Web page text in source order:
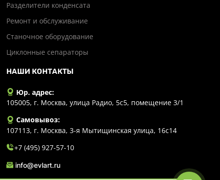
Разделители конденсата
Ремонт и обслуживание
Станочное оборудование
Циклонные сепараторы
НАШИ КОНТАКТЫ
Юр. адрес:
105005, г. Москва, улица Радио, 5с5, помещение 3/1
Самовывоз:
107113, г. Москва, 3-я Мытищинская улица, 16с14
+7 (495) 927-57-10
info@evlart.ru